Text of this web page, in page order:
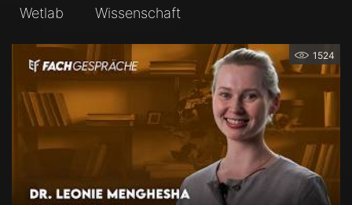
Wetlab Wissenschaft
1524